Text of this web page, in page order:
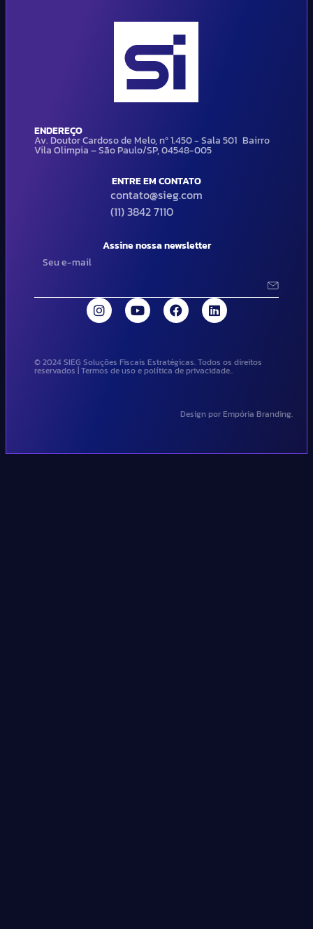
ENDEREÇO
Av. Doutor Cardoso de Melo, nº 1.450 - Sala 501 Bairro
Vila Olimpia – São Paulo/SP, 04548-005
ENTRE EM CONTATO
contato@sieg.com
(11) 3842 7110
Assine nossa newsletter
© 2024 SIEG Soluções Fiscais Estratégicas. Todos os direitos
reservados | Termos de uso e política de privacidade..
Design por Empória Branding.